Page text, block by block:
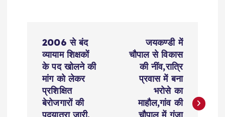
2006 से बंद
व्यायाम शिक्षकों
के पद खोलने की
मांग को लेकर
प्रशिक्षित
बेरोजगारों की
जयकण्डी में
चौपाल से विकास
की नींव,रात्रि
प्रवास में बना
भरोसे का
माहौल,गांव की